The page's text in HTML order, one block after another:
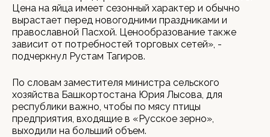
Цена на яйца имеет сезонный характер и обычно
вырастает перед новогодними праздниками и
православной Пасхой. Ценообразование также
зависит от потребностей торговых сетей», -
подчеркнул Рустам Тагиров.
По словам заместителя министра сельского
хозяйства Башкортостана Юрия Лысова, для
республики важно, чтобы по мясу птицы
предприятия, входящие в «Русское зерно»,
выходили на больший объем.